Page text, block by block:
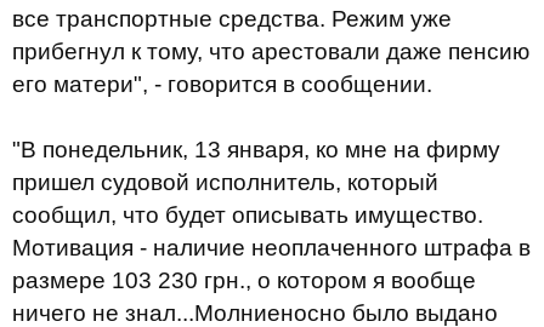
все транспортные средства. Режим уже
прибегнул к тому, что арестовали даже пенсию
его матери", - говорится в сообщении.
"В понедельник, 13 января, ко мне на фирму
пришел судовой исполнитель, который
сообщил, что будет описывать имущество.
Мотивация - наличие неоплаченного штрафа в
размере 103 230 грн., о котором я вообще
ничего не знал...Молниеносно было выдано